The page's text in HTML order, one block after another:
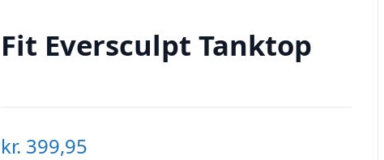
Fit Eversculpt Tanktop
kr. 399,95